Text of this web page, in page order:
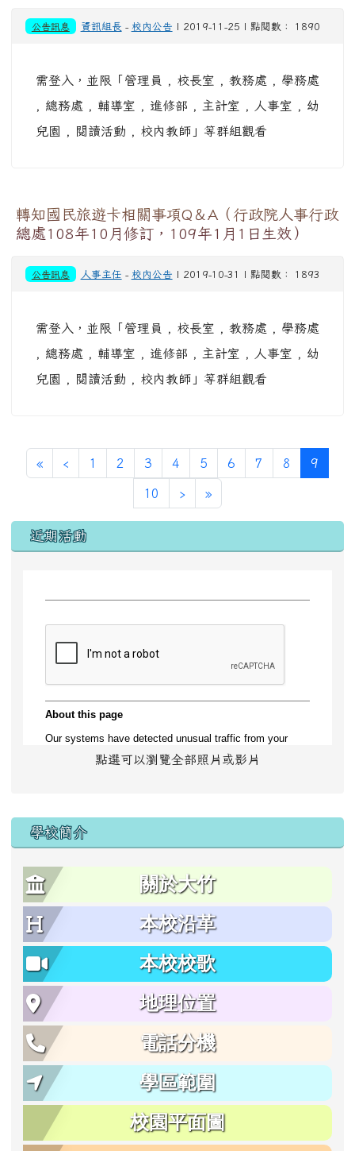
公告訊息 資訊組長 - 校內公告 | 2019-11-25 | 點閱數： 1890
需登入，並限「管理員 , 校長室 , 教務處 , 學務處
, 總務處 , 輔導室 , 進修部 , 主計室 , 人事室 , 幼
兒園 , 閱讀活動 , 校內教師」等群組觀看
轉知國民旅遊卡相關事項Q＆A（行政院人事行政
總處108年10月修訂，109年1月1日生效）
公告訊息 人事主任 - 校內公告 | 2019-10-31 | 點閱數： 1893
需登入，並限「管理員 , 校長室 , 教務處 , 學務處
, 總務處 , 輔導室 , 進修部 , 主計室 , 人事室 , 幼
兒園 , 閱讀活動 , 校內教師」等群組觀看
«第一頁
‹ 上一頁
1 2 3 4 5 6 7 8 9
10 ›下一頁
»最後頁
左邊區域內容
近期活動
點選可以瀏覽全部照片或影片
學校簡介
關於大竹
本校沿革
本校校歌
地理位置
電話分機
學區範圍
校園平面圖